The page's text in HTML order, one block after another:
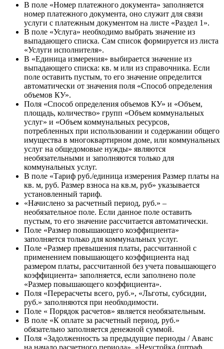
В поле «Номер платежного документа» заполняется
номер платежного документа, оно служит для связи
услуги с платежным документом на листе «Раздел 1».
В поле «Услуга» необходимо выбрать значение из
выпадающего списка. Сам список формируется из листа
«Услуги исполнителя».
В «Единица измерения» выбирается значение из
выпадающего списка: кв. м или из справочника. Если
поле оставить пустым, то его значение определится
автоматически от значения поля «Способ определения
объемов КУ».
Поля «Способ определения объемов КУ» и «Объем,
площадь, количество» групп «Объем коммунальных
услуг» и «Объем коммунальных ресурсов,
потребленных при использовании и содержании общего
имущества в многоквартирном доме, или коммунальных
услуг на общедомовые нужды» являются
необязательными и заполняются только для
коммунальных услуг.
В поле «Тариф руб./единица измерения Размер платы на
кв. м, руб. Размер взноса на кв.м, руб» указывается
установленный тариф.
«Начислено за расчетный период, руб.» –
необязательное поле. Если данное поле оставить
пустым, то его значение рассчитается автоматически.
Поле «Размер повышающего коэффициента»
заполняется только для коммунальных услуг.
Поле «Размер превышения платы, рассчитанной с
применением повышающего коэффициента над
размером платы, рассчитанной без учета повышающего
коэффициента» заполняется, если заполнено поле
«Размер повышающего коэффициента».
Поля «Перерасчеты всего, руб.», «Льготы, субсидии,
руб.» заполняются при необходимости.
Поле « Порядок расчетов» является необязательным.
В поле «К оплате за расчетный период, руб.»
обязательно заполняется денежной суммой.
Поля «Задолженность за предыдущие периоды / Аванс
на начало расчетного периода», «Неустойка (штраф,